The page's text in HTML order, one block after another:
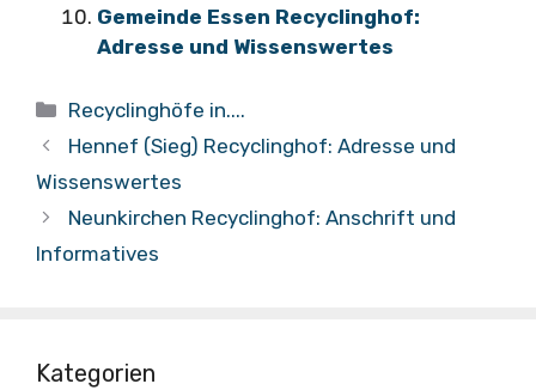
Gemeinde Essen Recyclinghof:
Adresse und Wissenswertes
Kategorien
Recyclinghöfe in....
Hennef (Sieg) Recyclinghof: Adresse und
Wissenswertes
Neunkirchen Recyclinghof: Anschrift und
Informatives
Kategorien